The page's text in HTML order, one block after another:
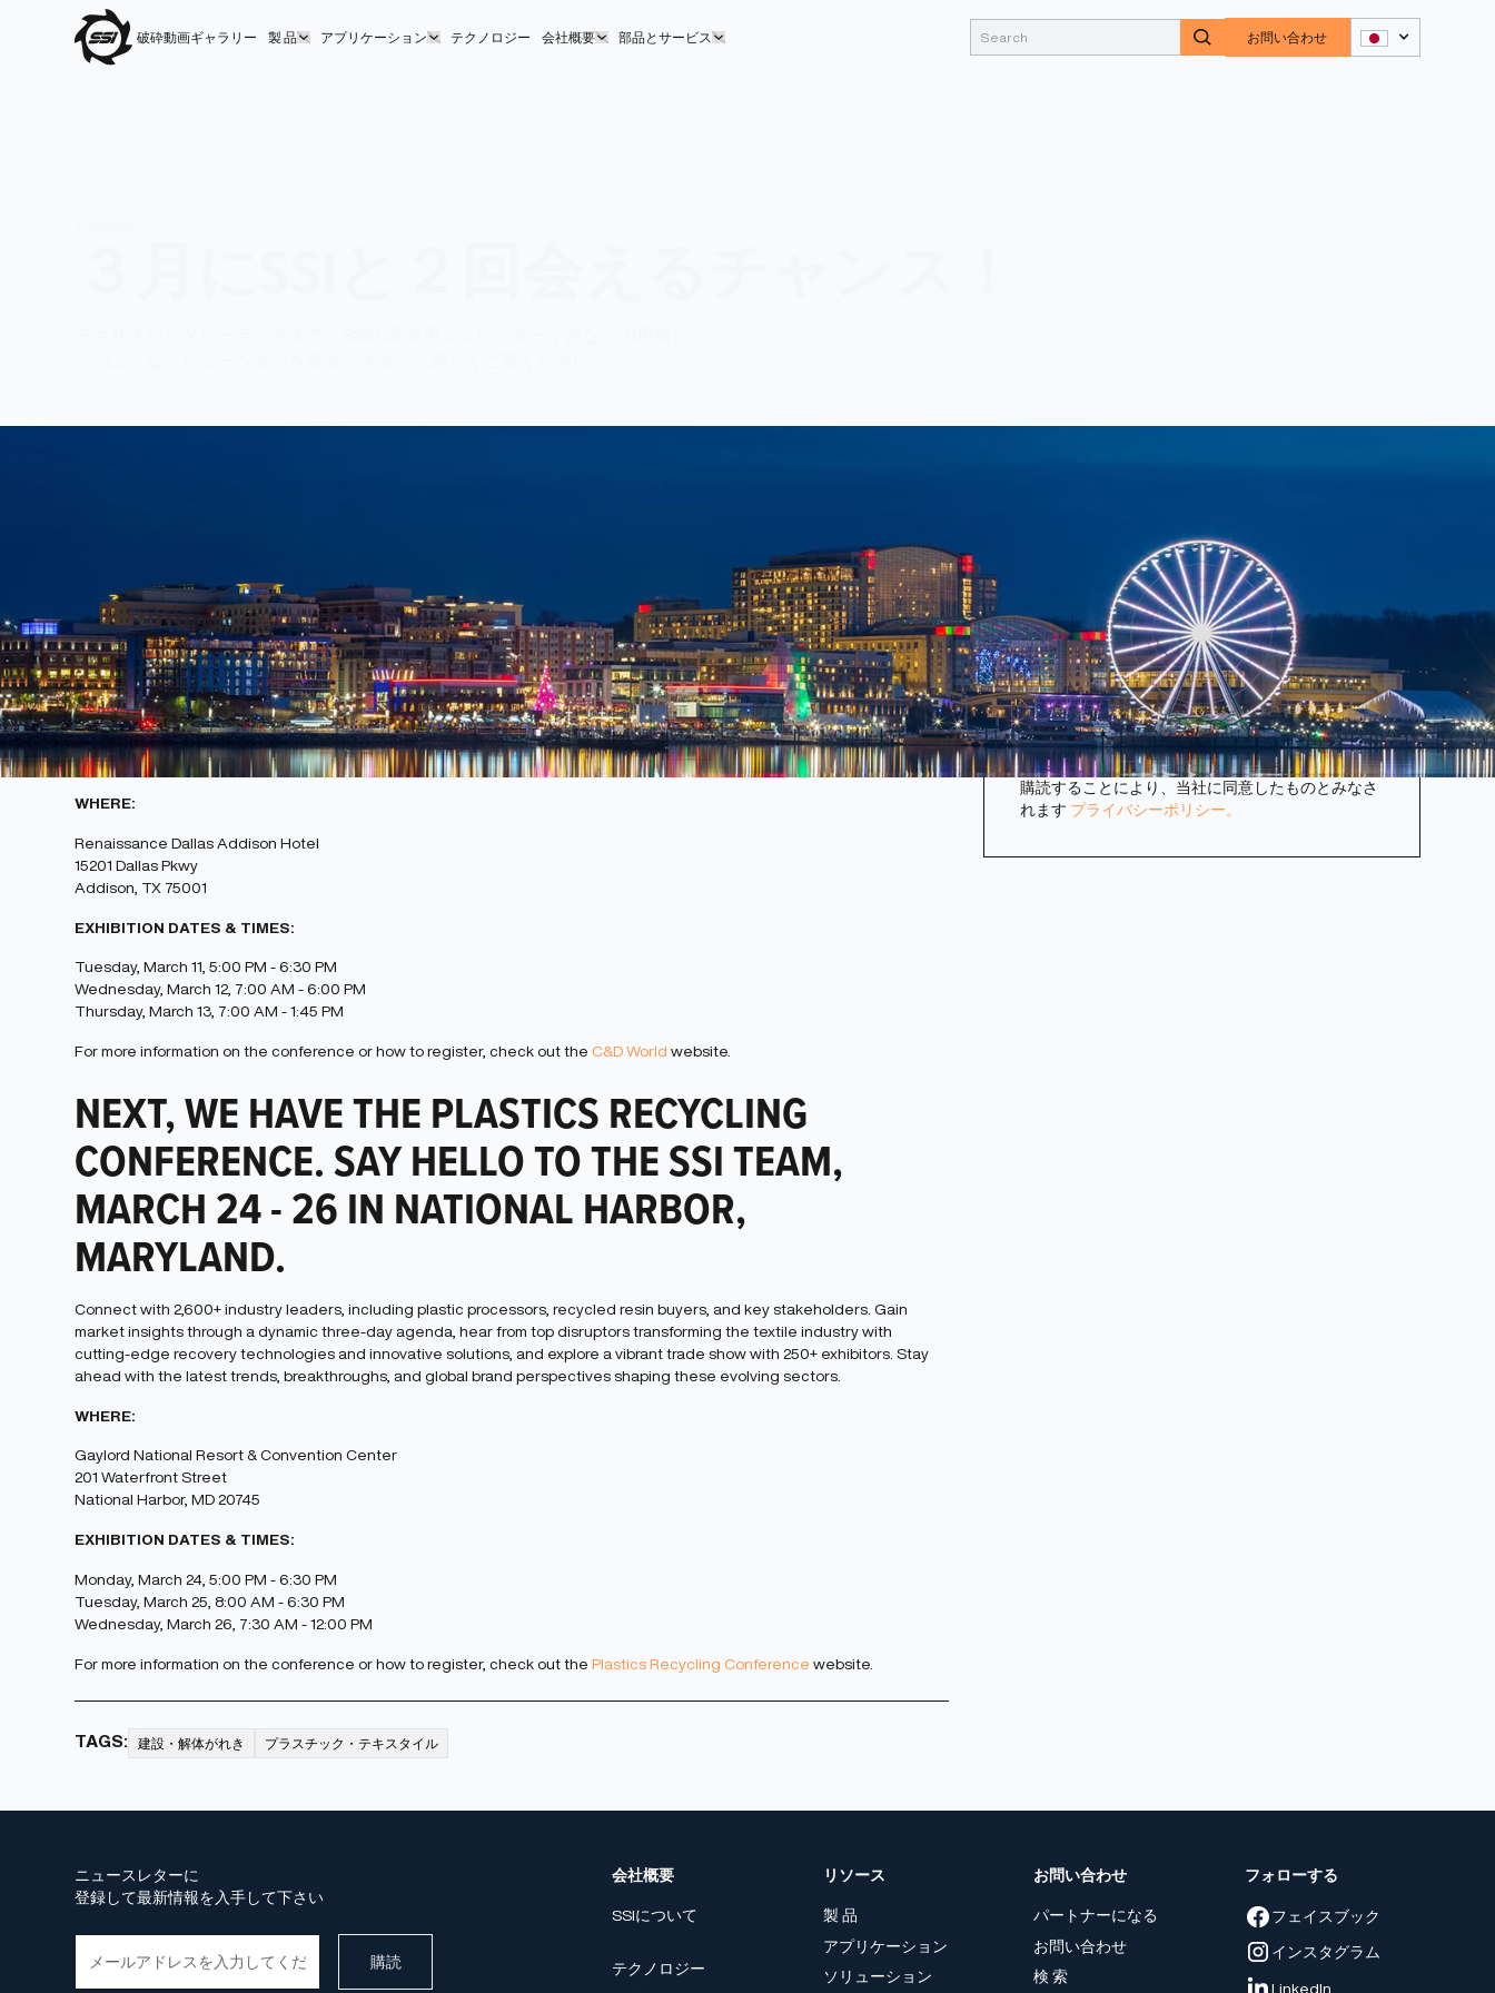
破砕動画ギャラリー 製 品 アプリケーション テクノロジー 会社概要 部品とサービス お問い合わせ
FIRST OFF, COME MEET WITH THE SSI TEAM AT
C&D WORLD, BOOTH 3, MARCH 11 - 14 IN
ADDISON, TEXAS.
The C&D World Conference & Exhibition is the leading event where industry professionals come together to network,
exchange insights, and explore the latest innovations shaping the future of construction and demolition (C&D) recycling.
WHERE:
Renaissance Dallas Addison Hotel
15201 Dallas Pkwy
Addison, TX 75001
EXHIBITION DATES & TIMES:
Tuesday, March 11, 5:00 PM - 6:30 PM
Wednesday, March 12, 7:00 AM - 6:00 PM
Thursday, March 13, 7:00 AM - 1:45 PM
For more information on the conference or how to register, check out theC&D World website.
NEXT, WE HAVE THE PLASTICS RECYCLING
CONFERENCE. SAY HELLO TO THE SSI TEAM,
MARCH 24 - 26 IN NATIONAL HARBOR,
MARYLAND.
Connect with 2,600+ industry leaders, including plastic processors, recycled resin buyers, and key stakeholders. Gain
market insights through a dynamic three-day agenda, hear from top disruptors transforming the textile industry with
cutting-edge recovery technologies and innovative solutions, and explore a vibrant trade show with 250+ exhibitors. Stay
ahead with the latest trends, breakthroughs, and global brand perspectives shaping these evolving sectors.
WHERE:
Gaylord National Resort & Convention Center
201 Waterfront Street
National Harbor, MD 20745
EXHIBITION DATES & TIMES:
Monday, March 24, 5:00 PM - 6:30 PM
Tuesday, March 25, 8:00 AM - 6:30 PM
Wednesday, March 26, 7:30 AM - 12:00 PM
For more information on the conference or how to register, check out thePlastics Recycling Conference website.
TAGS: 建設・解体がれき プラスチック・テキスタイル
ニュースレターを購読する
購読すると、最新のニュースやイベントがメールで
購読することにより、当社に同意したものとみなさ
れます プライバシーポリシー。
ニュースレターに
登録して最新情報を入手して下さい
会社概要
SSIについて
テクノロジー
リソース
製 品
アプリケーション
ソリューション
お問い合わせ
パートナーになる
お問い合わせ
検 索
フォローする
フェイスブック
インスタグラム
LinkedIn